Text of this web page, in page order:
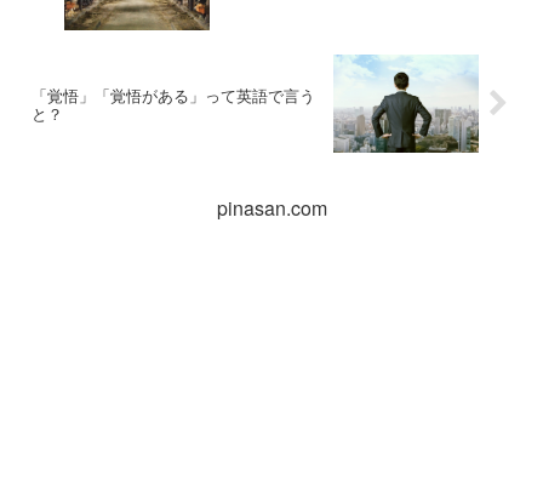
「覚悟」「覚悟がある」って英語で言う
と？
pinasan.com